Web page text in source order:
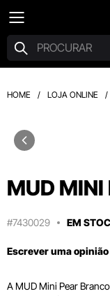
HOME / LOJA ONLINE /
MUD MINI
#7430029 EM
Escrever uma opinião
A MUD Mini Pear